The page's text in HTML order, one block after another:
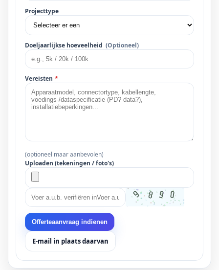
Projecttype
Doeljaarlijkse hoeveelheid (Optioneel)
Vereisten *
(optioneel maar aanbevolen)
Uploaden (tekeningen / foto's)
Offerteaanvraag indienen
E-mail in plaats daarvan